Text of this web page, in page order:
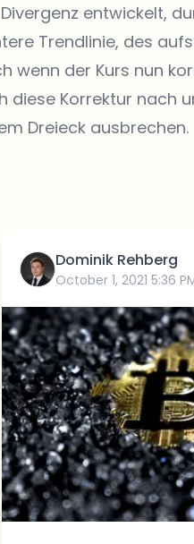
entwickelt,
Trendlinie, des
wenn der Kurs nun
diese Korrektur nach
Dreieck ausbrechen.
Dominik Rehberg
October 1, 2021 5:36